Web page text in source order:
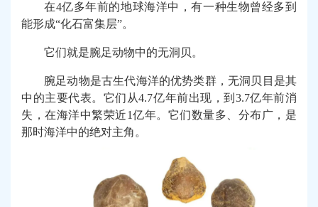
在4亿多年前的地球海洋中，有一种生物曾经多到
能形成“化石富集层”。
它们就是腕足动物中的无洞贝。
腕足动物是古生代海洋的优势类群，无洞贝目是其
中的主要代表。它们从4.7亿年前出现，到3.7亿年前消
失，在海洋中繁荣近1亿年。它们数量多、分布广，是
那时海洋中的绝对主角。